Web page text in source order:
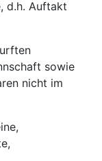
d.h. Auftakt
sowie
nicht im